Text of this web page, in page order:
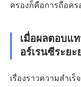
ครองก็คือการถือค
เมื่อผลตอบแ
อร์เรนซีระย
เรื่องราวความสำเร็